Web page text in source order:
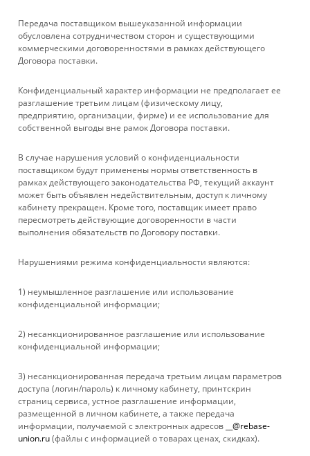
КАТАЛОГ
УСЛУГИ
БРЕНДЫ
КОМПАНИЯ
ИНФОРМАЦИЯ
ПОМОЩЬ
+ 7 861 272-88-88
company@rebase-union.ru
г. Краснодар, ул. Рашпилевская, д. 121
2026 © Rebase Union
Мы используем файлы cookie, разработанные нашими
специалистами и третьими лицами, для анализа событий на
нашем веб-сайте, что позволяет нам улучшать
взаимодействие с пользователями и обслуживание.
Продолжая просмотр страниц нашего сайта, вы принимаете
условия его использования. Более подробные сведения
Передача поставщиком вышеуказанной информации
обусловлена сотрудничеством сторон и существующими
коммерческими договоренностями в рамках действующего
Договора поставки.
Конфиденциальный характер информации не предполагает ее
разглашение третьим лицам (физическому лицу,
предприятию, организации, фирме) и ее использование для
собственной выгоды вне рамок Договора поставки.
В случае нарушения условий о конфиденциальности
поставщиком будут применены нормы ответственность в
рамках действующего законодательства РФ, текущий аккаунт
может быть объявлен недействительным, доступ к личному
кабинету прекращен. Кроме того, поставщик имеет право
пересмотреть действующие договоренности в части
выполнения обязательств по Договору поставки.
Нарушениями режима конфиденциальности являются:
1) неумышленное разглашение или использование
конфиденциальной информации;
2) несанкционированное разглашение или использование
конфиденциальной информации;
3) несанкционированная передача третьим лицам параметров
доступа (логин/пароль) к личному кабинету, принтскрин
страниц сервиса, устное разглашение информации,
размещенной в личном кабинете, а также передача
информации, получаемой с электронных адресов
__@rebase-
union.ru(файлы с информацией о товарах ценах, скидках).